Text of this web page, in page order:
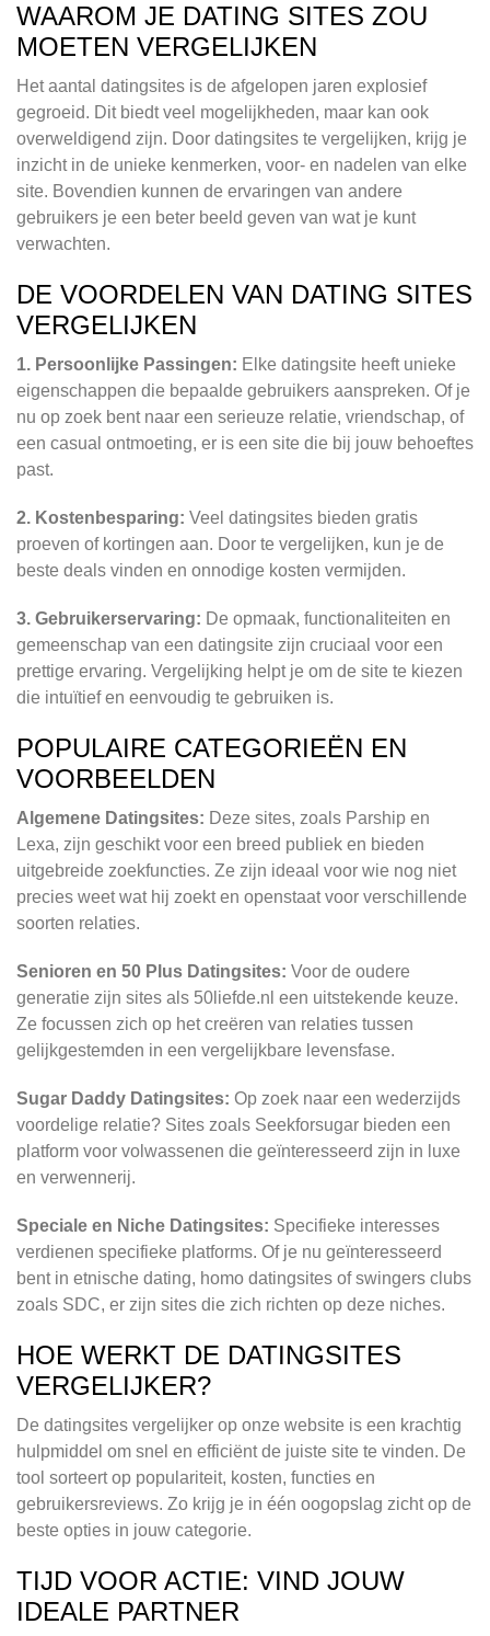
WAAROM JE DATING SITES ZOU
MOETEN VERGELIJKEN
Het aantal datingsites is de afgelopen jaren explosief
gegroeid. Dit biedt veel mogelijkheden, maar kan ook
overweldigend zijn. Door datingsites te vergelijken, krijg je
inzicht in de unieke kenmerken, voor- en nadelen van elke
site. Bovendien kunnen de ervaringen van andere
gebruikers je een beter beeld geven van wat je kunt
verwachten.
DE VOORDELEN VAN DATING SITES
VERGELIJKEN
1. Persoonlijke Passingen: Elke datingsite heeft unieke
eigenschappen die bepaalde gebruikers aanspreken. Of je
nu op zoek bent naar een serieuze relatie, vriendschap, of
een casual ontmoeting, er is een site die bij jouw behoeftes
past.
2. Kostenbesparing: Veel datingsites bieden gratis
proeven of kortingen aan. Door te vergelijken, kun je de
beste deals vinden en onnodige kosten vermijden.
3. Gebruikerservaring: De opmaak, functionaliteiten en
gemeenschap van een datingsite zijn cruciaal voor een
prettige ervaring. Vergelijking helpt je om de site te kiezen
die intuïtief en eenvoudig te gebruiken is.
POPULAIRE CATEGORIEËN EN
VOORBEELDEN
Algemene Datingsites: Deze sites, zoals Parship en
Lexa, zijn geschikt voor een breed publiek en bieden
uitgebreide zoekfuncties. Ze zijn ideaal voor wie nog niet
precies weet wat hij zoekt en openstaat voor verschillende
soorten relaties.
Senioren en 50 Plus Datingsites: Voor de oudere
generatie zijn sites als 50liefde.nl een uitstekende keuze.
Ze focussen zich op het creëren van relaties tussen
gelijkgestemden in een vergelijkbare levensfase.
Sugar Daddy Datingsites: Op zoek naar een wederzijds
voordelige relatie? Sites zoals Seekforsugar bieden een
platform voor volwassenen die geïnteresseerd zijn in luxe
en verwennerij.
Speciale en Niche Datingsites: Specifieke interesses
verdienen specifieke platforms. Of je nu geïnteresseerd
bent in etnische dating, homo datingsites of swingers clubs
zoals SDC, er zijn sites die zich richten op deze niches.
HOE WERKT DE DATINGSITES
VERGELIJKER?
De datingsites vergelijker op onze website is een krachtig
hulpmiddel om snel en efficiënt de juiste site te vinden. De
tool sorteert op populariteit, kosten, functies en
gebruikersreviews. Zo krijg je in één oogopslag zicht op de
beste opties in jouw categorie.
TIJD VOOR ACTIE: VIND JOUW
IDEALE PARTNER